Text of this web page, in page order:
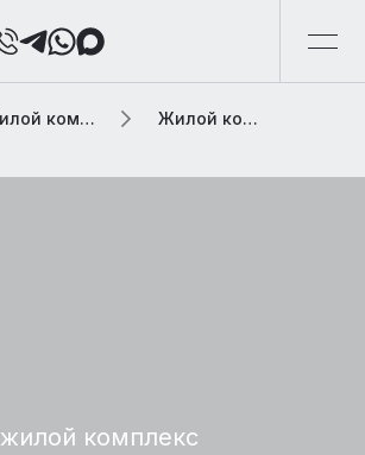
Жилой комплекс Жилой комплекс лёвшинский 7
жилой комплекс